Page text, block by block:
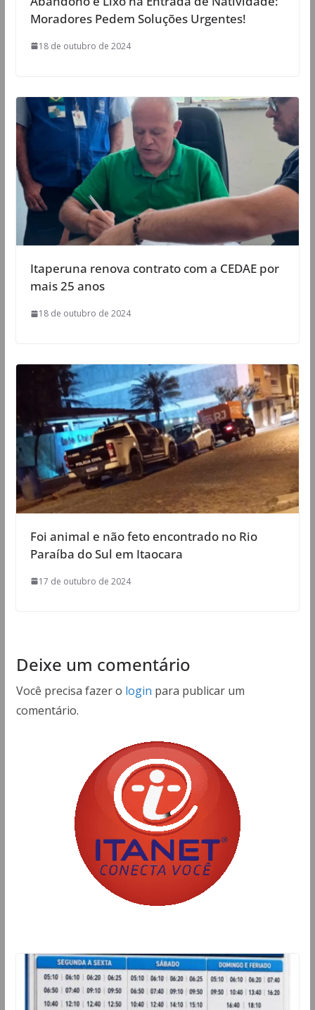
Moradores Pedem Soluções Urgentes!
18 de outubro de 2024
Itaperuna renova contrato com a CEDAE por
mais 25 anos
18 de outubro de 2024
Foi animal e não feto encontrado no Rio
Paraíba do Sul em Itaocara
17 de outubro de 2024
Deixe um comentário
Você precisa fazer o login para publicar um
comentário.